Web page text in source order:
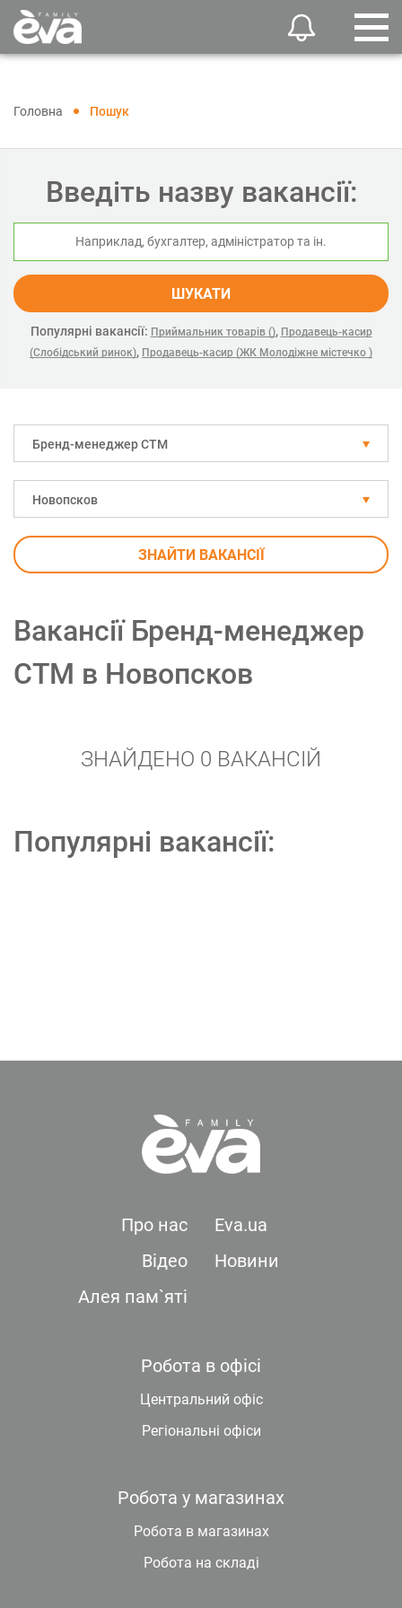
Головна Пошук
Введіть назву вакансії:
ШУКАТИ
Популярні вакансії: Приймальник товарів (), Продавець-касир
(Слобідський ринок), Продавець-касир (ЖК Молодіжне містечко )
Бренд-менеджер СТМ
Новопсков
ЗНАЙТИ ВАКАНСІЇ
Вакансії Бренд-менеджер
СТМ в Новопсков
ЗНАЙДЕНО 0 ВАКАНСІЙ
Популярні вакансії:
Про нас
Eva.ua
Відео
Новини
Алея пам`яті
Робота в офісі
Центральний офіс
Регіональні офіси
Робота у магазинах
Робота в магазинах
Робота на складі